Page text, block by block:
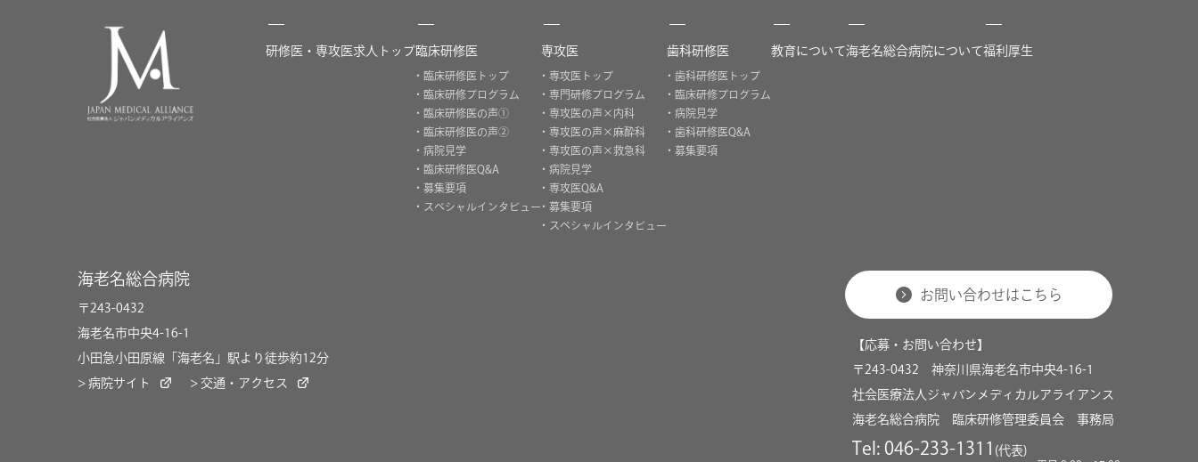
研修医・専攻医求人トップ臨床研修医
・臨床研修医トップ
・臨床研修プログラム
・臨床研修医の声①
・臨床研修医の声②
・病院見学
・臨床研修医Q&A
・募集要項
・スペシャルインタビュー
専攻医
・専攻医トップ
・専門研修プログラム
・専攻医の声×内科
・専攻医の声×麻酔科
・専攻医の声×救急科
・病院見学
・専攻医Q&A
・募集要項
・スペシャルインタビュー
歯科研修医
・歯科研修医トップ
・臨床研修プログラム
・病院見学
・歯科研修医Q&A
・募集要項
教育について海老名総合病院について福利厚生
海老名総合病院
〒243-0432
海老名市中央4-16-1
小田急小田原線「海老名」駅より徒歩約12分
> 病院サイト
> 交通・アクセス
お問い合わせはこちら
【応募・お問い合わせ】
〒243-0432 神奈川県海老名市中央4-16-1
社会医療法人ジャパンメディカルアライアンス
海老名総合病院 臨床研修管理委員会 事務局
Tel: 046-233-1311 (代表)